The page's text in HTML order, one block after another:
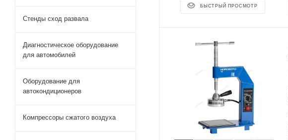
БЫСТРЫЙ ПРОСМОТР
Стенды сход развала
Диагностическое оборудование
для автомобилей
Оборудование для
автокондиционеров
Компрессоры сжатого воздуха